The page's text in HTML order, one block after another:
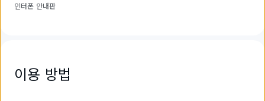
인터폰 안내판
이용 방법